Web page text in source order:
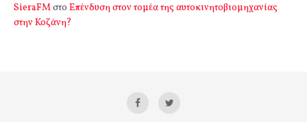
SieraFMστο Επένδυση στον τομέα της αυτοκινητοβιομηχανίας
στην Κοζάνη?